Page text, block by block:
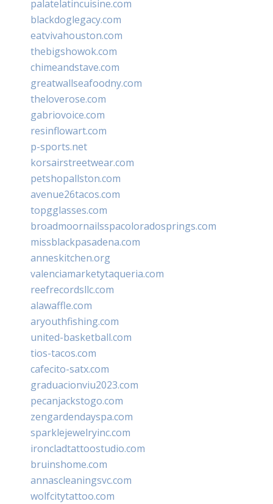
palatelatincuisine.com
blackdoglegacy.com
eatvivahouston.com
thebigshowok.com
chimeandstave.com
greatwallseafoodny.com
theloverose.com
gabriovoice.com
resinflowart.com
p-sports.net
korsairstreetwear.com
petshopallston.com
avenue26tacos.com
topgglasses.com
broadmoornailsspacoloradosprings.com
missblackpasadena.com
anneskitchen.org
valenciamarketytaqueria.com
reefrecordsllc.com
alawaffle.com
aryouthfishing.com
united-basketball.com
tios-tacos.com
cafecito-satx.com
graduacionviu2023.com
pecanjackstogo.com
zengardendayspa.com
sparklejewelryinc.com
ironcladtattoostudio.com
bruinshome.com
annascleaningsvc.com
wolfcitytattoo.com